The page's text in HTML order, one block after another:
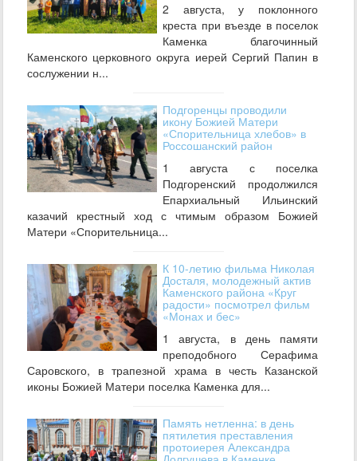
2 августа, у поклонного
креста при въезде в поселок
Каменка благочинный
Каменского церковного округа иерей Сергий Папин в
сослужении н...
Подгоренцы проводили
икону Божией Матери
«Спорительница хлебов» в
Россошанский район
1 августа с поселка
Подгоренский продолжился
Епархиальный Ильинский
казачий крестный ход с чтимым образом Божией
Матери «Спорительница...
К 10-летию фильма Николая
Досталя, молодежный актив
Каменского района «Круг
радости» посмотрел фильм
«Монах и бес»
1 августа, в день памяти
преподобного Серафима
Саровского, в трапезной храма в честь Казанской
иконы Божией Матери поселка Каменка для...
Память нетленна: в день
пятилетия преставления
протоиерея Александра